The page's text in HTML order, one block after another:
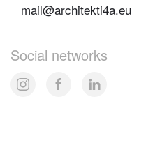
mail@architekti4a.eu
Social networks